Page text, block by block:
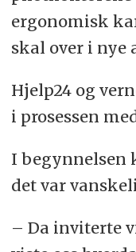
ergonomisk
skal over i nye
Hjelp24 og
i prosessen
I begynnelsen
det var
– Da inviterte